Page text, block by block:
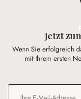
Jetzt
Wenn Sie erfolgreich
mit Ihrem ersten
E-Mail-Adresse